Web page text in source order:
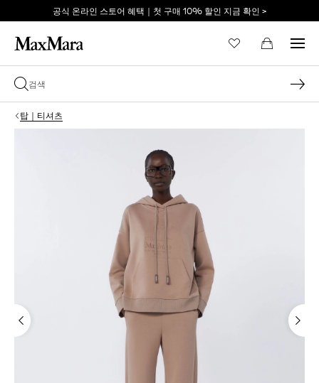
공식 온라인 스토어 혜택｜첫 구매 10% 할인 지금 확인 >
탑｜티셔츠
비밀번호를 잊어버리셨습니까?
막스마라의 세계로 당신
을 초대합니다